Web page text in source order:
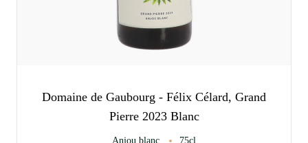
Domaine de Gaubourg - Félix Célard, Grand
Pierre 2023 Blanc
Anjou blanc 75cl